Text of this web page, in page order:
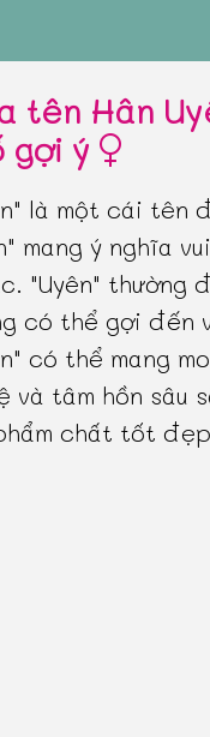
tên Hân
gợi ý
là một cái tên
mang ý nghĩa
"Uyên" thường
có thể gợi đến
có thể mang
tâm hồn sâu
chất tốt